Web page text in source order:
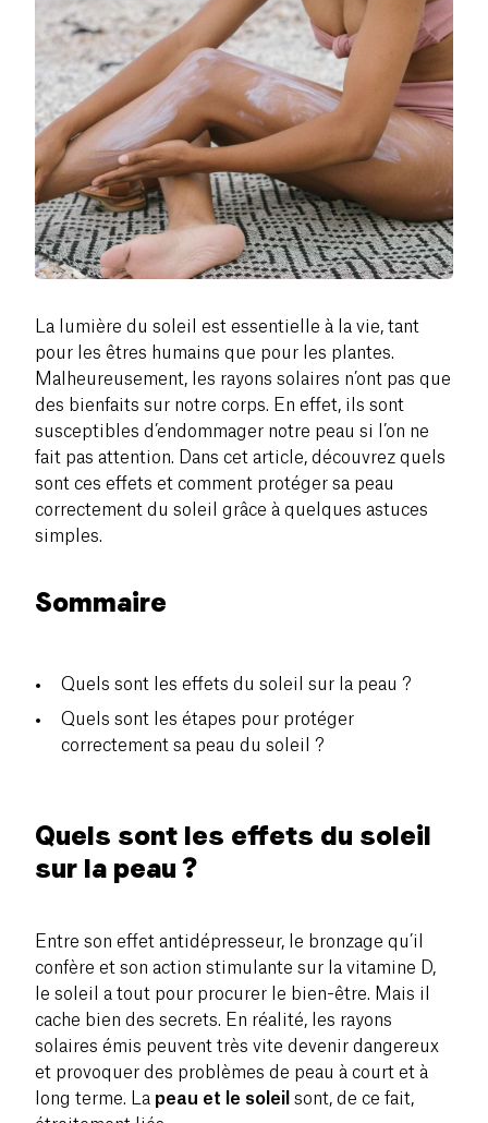
La lumière du soleil est essentielle à la vie, tant
pour les êtres humains que pour les plantes.
Malheureusement, les rayons solaires n’ont pas que
des bienfaits sur notre corps. En effet, ils sont
susceptibles d’endommager notre peau si l’on ne
fait pas attention. Dans cet article, découvrez quels
sont ces effets et comment protéger sa peau
correctement du soleil grâce à quelques astuces
simples.
Sommaire
Quels sont les effets du soleil sur la peau ?
Quels sont les étapes pour protéger
correctement sa peau du soleil ?
Quels sont les effets du soleil
sur la peau ?
Entre son effet antidépresseur, le bronzage qu’il
confère et son action stimulante sur la vitamine D,
le soleil a tout pour procurer le bien-être. Mais il
cache bien des secrets. En réalité, les rayons
solaires émis peuvent très vite devenir dangereux
et provoquer des problèmes de peau à court et à
long terme. La peau et le soleil sont, de ce fait,